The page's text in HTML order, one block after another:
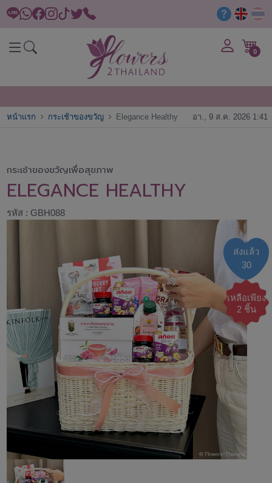
0
หน้าแรก กระเช้าของขวัญ Elegance Healthy อา., 9 ส.ค. 2026 1:41
กระเช้าของขวัญเพื่อสุขภาพ
ELEGANCE HEALTHY
รหัส : GBH088
ส่งแล้ว
30
เหลือเพียง
2 ชิ้น